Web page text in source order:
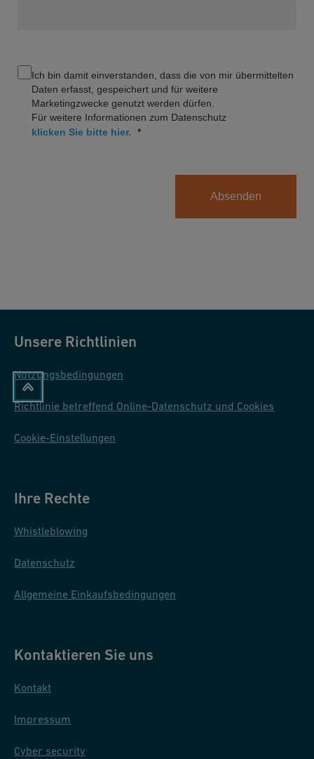
Ich bin damit einverstanden, dass die von mir übermittelten
Daten erfasst, gespeichert und für weitere
Marketingzwecke genutzt werden dürfen.
Für weitere Informationen zum Datenschutz
klicken Sie bitte hier.
Absenden
Unsere Richtlinien
Nutzungsbedingungen
Richtlinie betreffend Online-Datenschutz und Cookies
Cookie-Einstellungen
Ihre Rechte
Whistleblowing
Datenschutz
Allgemeine Einkaufsbedingungen
Kontaktieren Sie uns
Kontakt
Impressum
Cyber security